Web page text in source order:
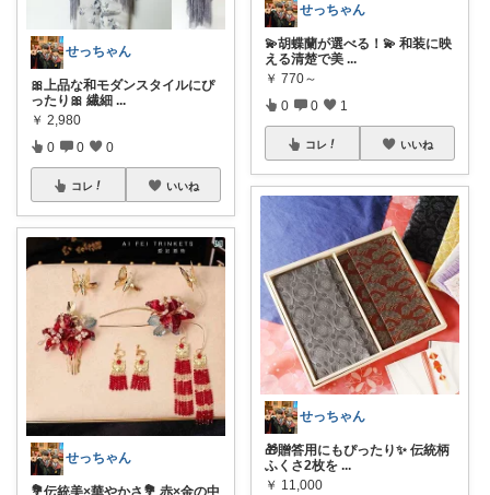
せっちゃん
🎀上品な和モダンスタイルにぴ
ったり🎀 繊細 ...
￥ 2,980
0 0 0
コレ いいね
せっちゃん
💐伝統美×華やかさ💐 赤×金の中
せっちゃん
💫胡蝶蘭が選べる！💫 和装に映
える清楚で美 ...
￥ 770～
0 0 1
コレ いいね
せっちゃん
🎁贈答用にもぴったり✨ 伝統柄
ふくさ2枚を ...
￥ 11,000